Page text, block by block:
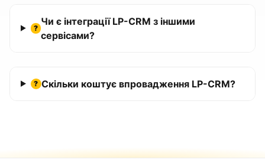
?
Чи є інтеграції LP-CRM з іншими
сервісами?
? Скільки коштує впровадження LP-CRM?